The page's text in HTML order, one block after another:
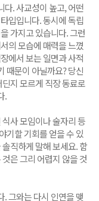
다. 사교성이 높고, 어떤
입입니다. 동시에 독립
가지고 있습니다. 그런
의 모습에 매력을 느꼈
에서 보는 일면과 사적
때문이 아닐까요? 당신
지 모르게 직장 동료로
.
사 모임이나 술자리 등
기할 기회를 얻을 수 있
직하게 말해 보세요. 함
은 그리 어렵지 않을 것
그와는 다시 인연을 맺